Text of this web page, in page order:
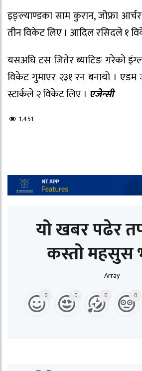
इङ्ल्याण्डका साम कुरान, जोफ्रा
तीन विकेट लिए । आदिल रसिदले १
यसअघि टस जितेर ब्याटिङ गरेको
विकेट गुमाएर २३१ रन बनायो । एडम
स्टार्कले २ विकेट लिए । एजेन्सी
1,451
यो खबर पढेर
कस्तो महसुस
Array
0 0 0 0